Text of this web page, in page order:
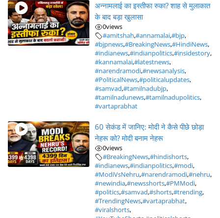
अन्नामलाई का इस्तीफा रुका? शाह से मुलाकात
के बाद बड़ा खुलासा
0views
#amitshah,#annamalai,#bjp,
#bjpnews,#BreakingNews,#HindiNews,
#indianews,#indianpolitics,#insidestory,
#kannamalai,#latestnews,
#narendramodi,#newsanalysis,
#PoliticalNews,#politicalupdates,
#samvad,#tamilnadubjp,
#tamilnadunews,#tamilnadupolitics,
#vartaprabhat
60 सेकंड में जानिए: मोदी ने कैसे पीछे छोड़ा
नेहरू को? मोदी बनाम नेहरू
0views
#BreakingNews,#hindishorts,
#indianews,#indianpolitics,#modi,
#ModiVsNehru,#narendramodi,#nehru,
#newindia,#newsshorts,#PMModi,
#politics,#samvad,#shorts,#trending,
#TrendingNews,#vartaprabhat,
#viralshorts,